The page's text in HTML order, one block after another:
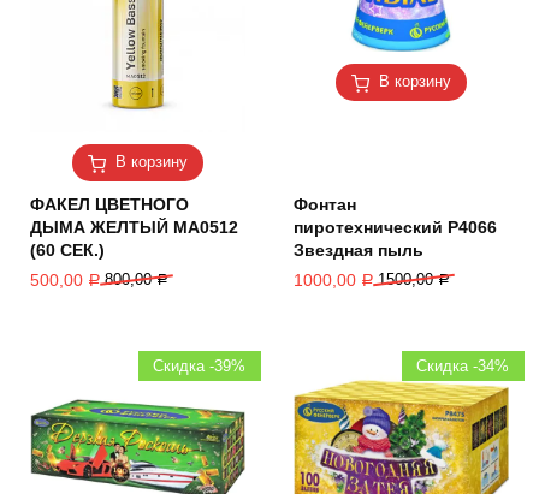
В корзину
ФАКЕЛ ЦВЕТНОГО
ДЫМА ЖЕЛТЫЙ MA0512
(60 СЕК.)
800,00Р
500,00 Р
В корзину
Фонтан
пиротехнический Р4066
Звездная пыль
1500,00Р
1000,00 Р
Скидка -39% Скидка -34%